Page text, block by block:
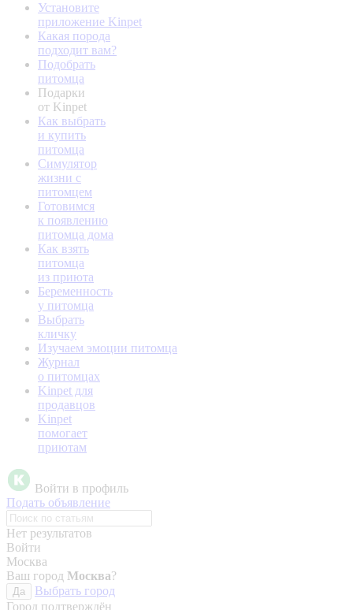
Установите
приложение Kinpet
Какая порода
подходит вам?
Подобрать
питомца
Подарки
от Kinpet
Как выбрать
и купить
питомца
Симулятор
жизни с
питомцем
Готовимся
к появлению
питомца дома
Как взять
питомца
из приюта
Беременность
у питомца
Выбрать
кличку
Изучаем эмоции питомца
Журнал
о питомцах
Kinpet для
продавцов
Kinpet
помогает
приютам
Войти в профиль
Подать объявление
Нет результатов
Войти
Москва
Ваш город Москва?
Да
Выбрать город
Город подтверждён